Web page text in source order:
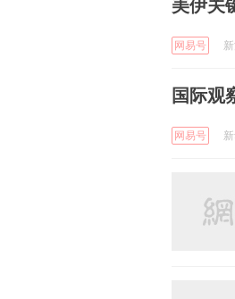
美伊关
网易号
国际观
网易号